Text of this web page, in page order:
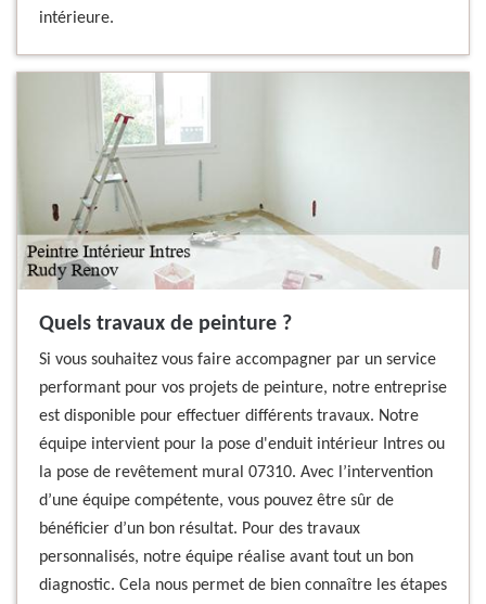
intérieure.
Quels travaux de peinture ?
Si vous souhaitez vous faire accompagner par un service
performant pour vos projets de peinture, notre entreprise
est disponible pour effectuer différents travaux. Notre
équipe intervient pour la pose d'enduit intérieur Intres ou
la pose de revêtement mural 07310. Avec l’intervention
d’une équipe compétente, vous pouvez être sûr de
bénéficier d’un bon résultat. Pour des travaux
personnalisés, notre équipe réalise avant tout un bon
diagnostic. Cela nous permet de bien connaître les étapes